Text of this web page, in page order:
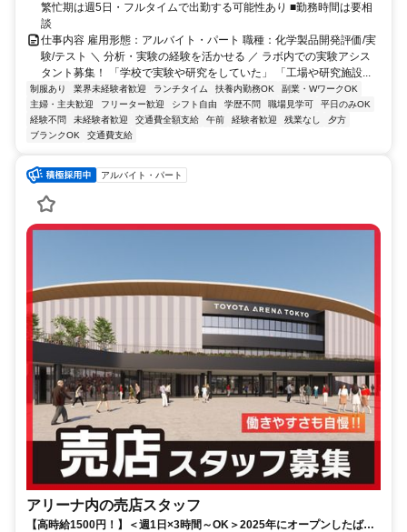
繁忙期は週5日・フルタイムで出勤する可能性あり ■勤務時間は要相
談
仕事内容 雇用形態：アルバイト・パート 職種：化学製品開発評価/実
験/テスト ＼ 分析・実験の経験を活かせる ／ ラボ内での実験アシス
タント募集！ 「学校で実験や研究をしていた」 「工場や研究施設...
制服あり 業界未経験者歓迎 ランチタイム 扶養内勤務OK
副業・WワークOK
主婦・主夫歓迎
フリーター歓迎 シフト自由 学歴不問 職場見学可
平日のみOK
経験不問
未経験者歓迎 交通費全額支給 午前 経験者歓迎 残業なし
夕方
ブランクOK
交通費支給
アルバイト・パート
アリーナ内の売店スタッフ
【高時給1500円！】＜週1日×3時間～OK＞2025年にオープンしたばか